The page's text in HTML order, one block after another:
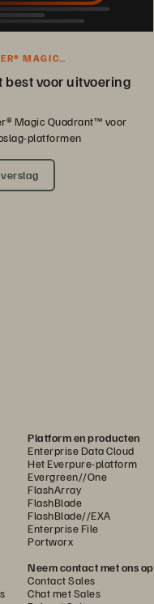
MAGIC
best voor uitvoering
Magic Quadrant™ voor
platformen
Platform en producten
Enterprise Data Cloud
Het Everpure-platform
Evergreen//One
FlashArray
FlashBlade
FlashBlade//EXA
Enterprise File
Portworx
Neem contact met ons op
Contact Sales
Chat met Sales